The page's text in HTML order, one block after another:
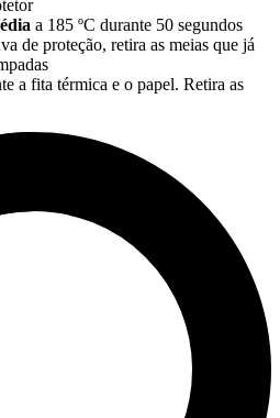
a 185 ºC durante 50 segundos
de proteção, retira as meias que já
a fita térmica e o papel. Retira as